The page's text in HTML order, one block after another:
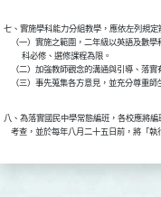
七、實施學科能力分組教學，應依左列規定
（一）實施之範圍，二年級以英語及數
          科必修、選修課程為限。
（二）加強教師觀念的溝通與引導、落
（三）事先蒐集各方意見，並充分尊重
八、為落實國民中學常態編班，各校應將
考查，並於每年八月二十五日前，將「